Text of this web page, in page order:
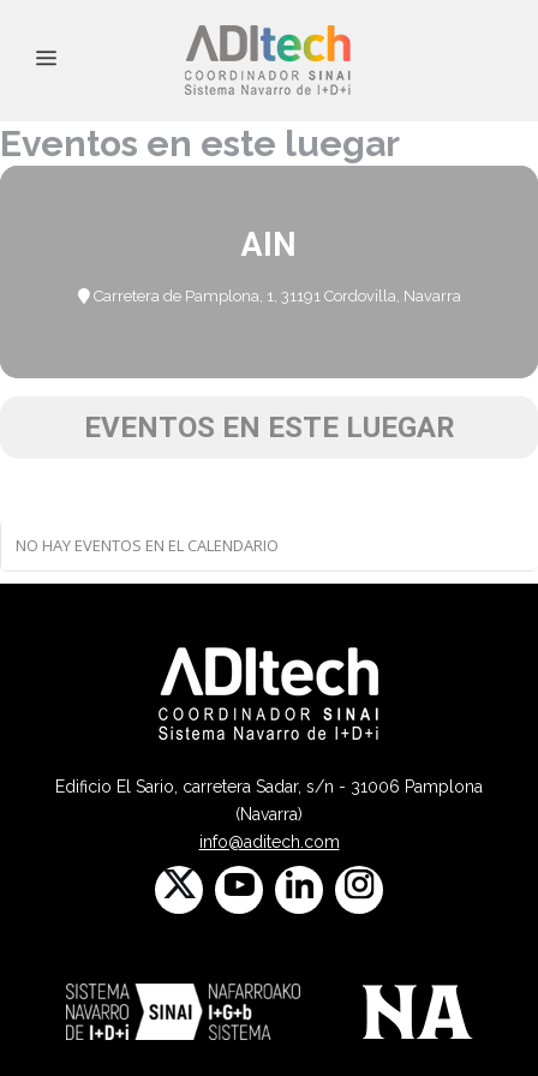
Eventos en este luegar
AIN
Carretera de Pamplona, 1, 31191 Cordovilla, Navarra
EVENTOS EN ESTE LUEGAR
NO HAY EVENTOS EN EL CALENDARIO
Edificio El Sario, carretera Sadar, s/n - 31006 Pamplona
(Navarra)
info@aditech.com